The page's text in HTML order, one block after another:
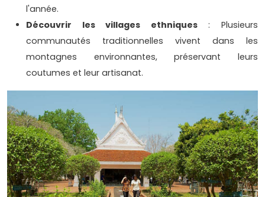
l'année.
Découvrir les villages ethniques: Plusieurs
communautés traditionnelles vivent dans les
montagnes environnantes, préservant leurs
coutumes et leur artisanat.